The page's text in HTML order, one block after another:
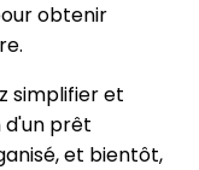
obtenir
simplifier et
prêt
et bientôt,